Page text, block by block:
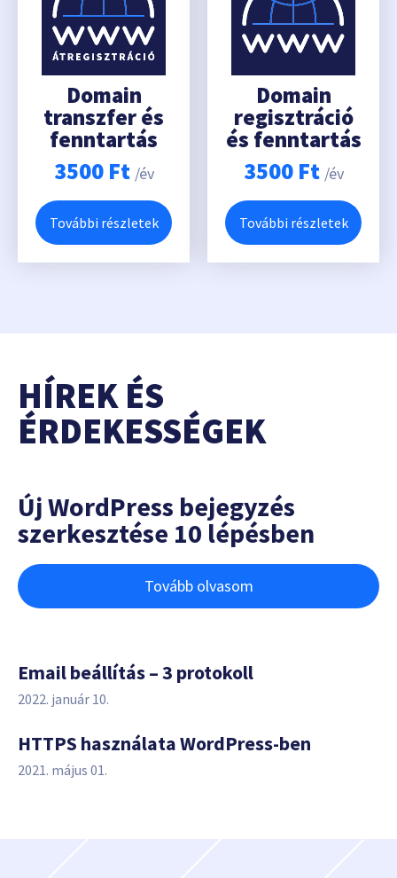
Domain
transzfer és
fenntartás
3500 Ft /év
További részletek
Domain
regisztráció
és fenntartás
3500 Ft /év
További részletek
HÍREK ÉS
ÉRDEKESSÉGEK
Új WordPress bejegyzés
szerkesztése 10 lépésben
Tovább olvasom
Email beállítás – 3 protokoll
2022. január 10.
HTTPS használata WordPress-ben
2021. május 01.